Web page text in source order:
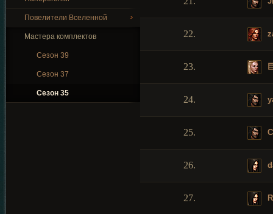
Повелители Вселенной
Мастера комплектов
Сезон 39
Сезон 37
Сезон 35
22.
23.
24.
25.
26.
27.